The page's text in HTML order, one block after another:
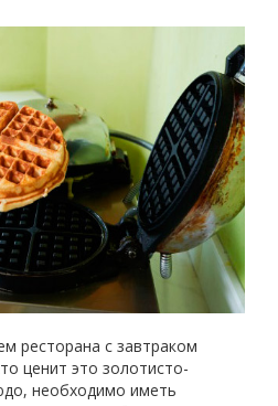
ресторана с завтраком
ценит это золотисто-
необходимо иметь